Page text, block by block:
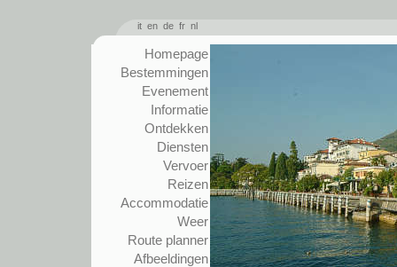
it en de fr nl
Homepage
Bestemmingen
Evenement
Informatie
Ontdekken
Diensten
Vervoer
Reizen
Accommodatie
Weer
Route planner
Afbeeldingen